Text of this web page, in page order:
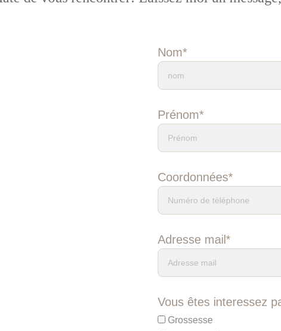
Nom*
Prénom*
Coordonnées*
Adresse mail*
Vous êtes interessez
Grossesse